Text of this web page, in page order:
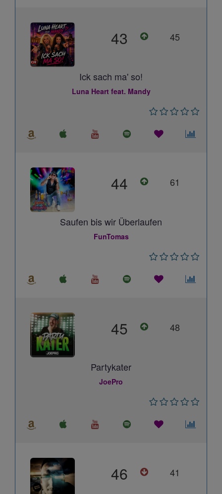
43 45
Ick sach ma' so!
Luna Heart feat. Mandy
44 61
Saufen bis wir Überlaufen
FunTomas
45 48
Partykater
JoePro
46 41